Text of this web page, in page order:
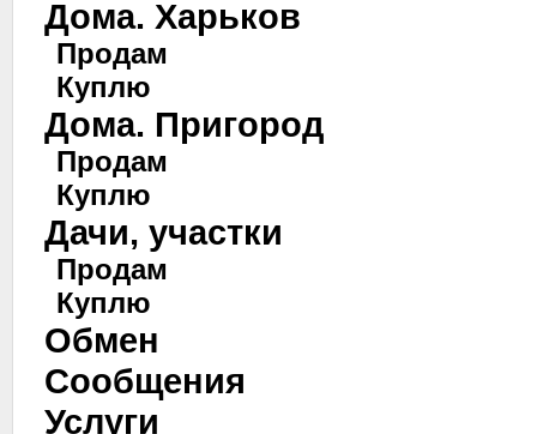
Дома. Харьков
Продам
Куплю
Дома. Пригород
Продам
Куплю
Дачи, участки
Продам
Куплю
Обмен
Сообщения
Услуги